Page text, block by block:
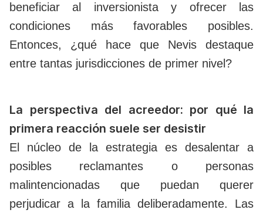
beneficiar al inversionista y ofrecer las
condiciones más favorables posibles.
Entonces, ¿qué hace que Nevis destaque
entre tantas jurisdicciones de primer nivel?
La perspectiva del acreedor: por qué la
primera reacción suele ser desistir
El núcleo de la estrategia es desalentar a
posibles reclamantes o personas
malintencionadas que puedan querer
perjudicar a la familia deliberadamente. Las